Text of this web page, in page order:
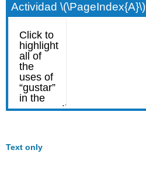
Actividad \(\PageIndex{A}\)
Text only